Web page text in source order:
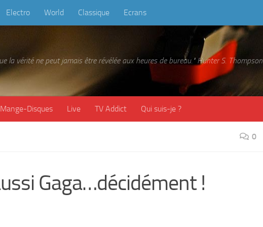
Electro World Classique Ecrans
la vérité ne peut jamais être révélée aux heures de bureau." Hunter S. Thompson
Mange-Disques Live TV Addict Qui suis-je ?
0
Gaga…décidément !